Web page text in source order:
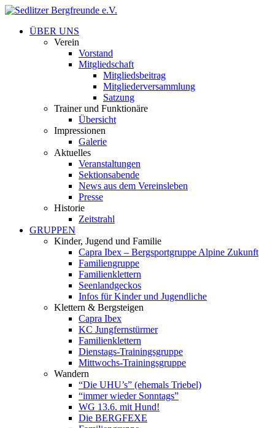
ÜBER UNS
Verein
Vorstand
Mitgliedschaft
Mitgliedsbeitrag
Mitgliederversammlung
Satzung
Trainer und Funktionäre
Übersicht
Impressionen
Galerie
Aktuelles
Veranstaltungen
Sektionsabende
News aus dem Vereinsleben
Presse
Historie
Zeitstrahl
GRUPPEN
Kinder, Jugend und Familie
Capra Ibex – Bergsportgruppe Alpine Zukunft
Familiengruppe
Familienklettern
Seenlandgeckos
Infos für Kinder und Jugendliche
Klettern & Bergsteigen
Capra Ibex
KC Jungfernstürmer
Familienklettern
Dienstags-Trainingsgruppe
Mittwochs-Trainingsgruppe
Wandern
“Die UHU’s” (ehemals Triebel)
“immer wieder Sonntags”
WG 13.6. mit Hund!
Die BERGFEXE